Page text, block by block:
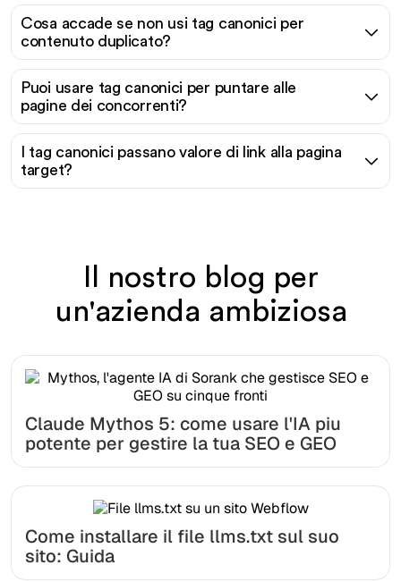
Cosa accade se non usi tag canonici per
contenuto duplicato?
Puoi usare tag canonici per puntare alle
pagine dei concorrenti?
I tag canonici passano valore di link alla pagina
target?
Il nostro blog per
un'azienda ambiziosa
Claude Mythos 5: come usare l'IA piu
potente per gestire la tua SEO e GEO
Come installare il file llms.txt sul suo
sito: Guida